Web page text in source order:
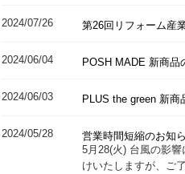
2024/07/26 第26回リフォーム産
2024/06/04 POSH MADE 新商品
2024/06/03 PLUS the green 新商
2024/05/28
営業時間短縮のお知
5月28(火) 台風の影
けいたしますが、ご